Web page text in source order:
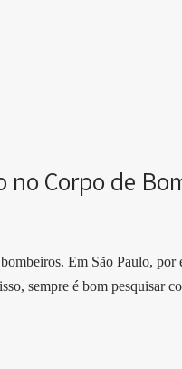
no Corpo de
Em São Paulo,
sempre é bom pesquisar